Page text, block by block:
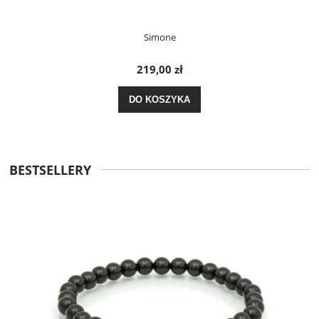
Simone
219,00 zł
DO KOSZYKA
BESTSELLERY